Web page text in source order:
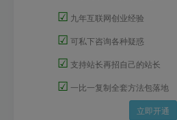
☑ 九年互联网创业经验
☑ 可私下咨询各种疑惑
☑ 支持站长再招自己的站长
☑ 一比一复制全套方法包落地
立即开通